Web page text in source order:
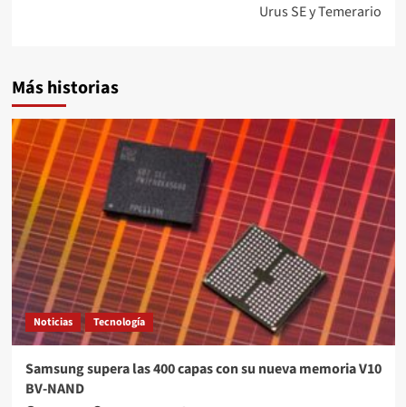
Urus SE y Temerario
Más historias
Noticias Tecnología
Samsung supera las 400 capas con su nueva memoria V10
BV-NAND